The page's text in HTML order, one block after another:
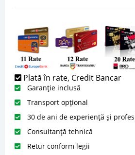
Plată în rate, Credit Bancar
Garanție inclusă
Transport opțional
30 de ani de experiență și
Consultanță tehnică
Retur conform legii